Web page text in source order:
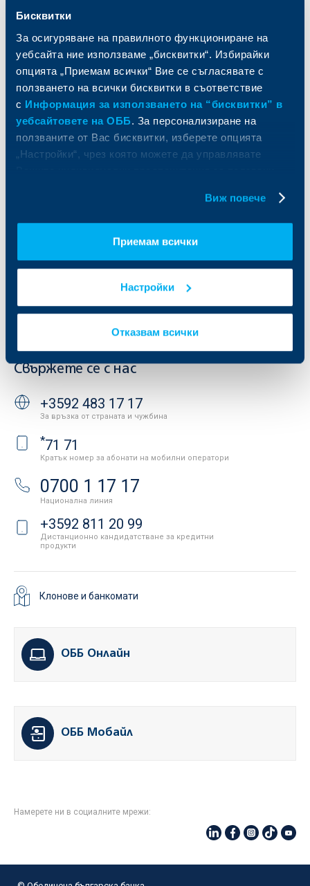
Бисквитки
За осигуряване на правилното функциониране на
уебсайта ние използваме „бисквитки“. Избирайки
опцията „Приемам всички“ Вие се съгласявате с
ползването на всички бисквитки в съответствие
с Информация за използването на “бисквитки” в
уебсайтовете на ОББ. За персонализиране на
ползваните от Вас бисквитки, изберете опцията
„Настройки“, чрез която можете да управлявате
Виж повече
Приемам всички
Настройки
Отказвам всички
Застраховки
Актуализация на клиентски данни
и попечителски услуги
Факторинг
Кредити за собственици на фирми
Финансови институции и суверени
За ОББ
Кои сме ние
Други документи
Новини
Групата на KBC
ОББ Асет мениджмънт
Продажба на имоти
Бисквитки
Защита на личните данни
API портал за разработчици
Свържете се с нас
+3592 483 17 17
За връзка от страната и чужбина
*71 71
Кратък номер за абонати на мобилни оператори
0700 1 17 17
Национална линия
+3592 811 20 99
Дистанционно кандидатстване за кредитни
продукти
Клонове и банкомати
ОББ Онлайн
ОББ Мобайл
Намерете ни в социалните мрежи: